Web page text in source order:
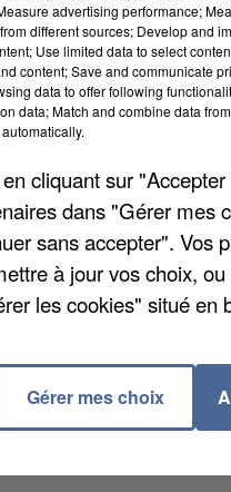
aux habitants de Bû
vandalisé à la fin
les clients
advertising performance;
different sources; Develop and
Use limited data to select
content; Save and communicate
data to offer following
data; Match and combine data
cliquant sur
dans "Gérer mes
sans accepter". Vos
à jour vos choix,
les cookies" situé en
Gérer mes choix